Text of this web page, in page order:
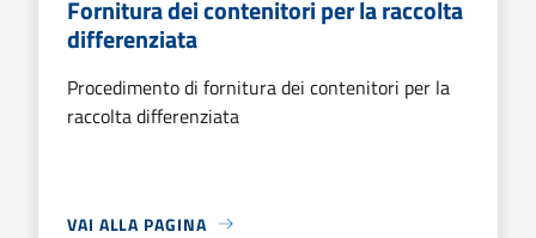
Fornitura dei contenitori per la raccolta
differenziata
Procedimento di fornitura dei contenitori per la
raccolta differenziata
VAI ALLA PAGINA